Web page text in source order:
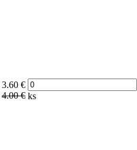
3.60 €
4.00 € ks